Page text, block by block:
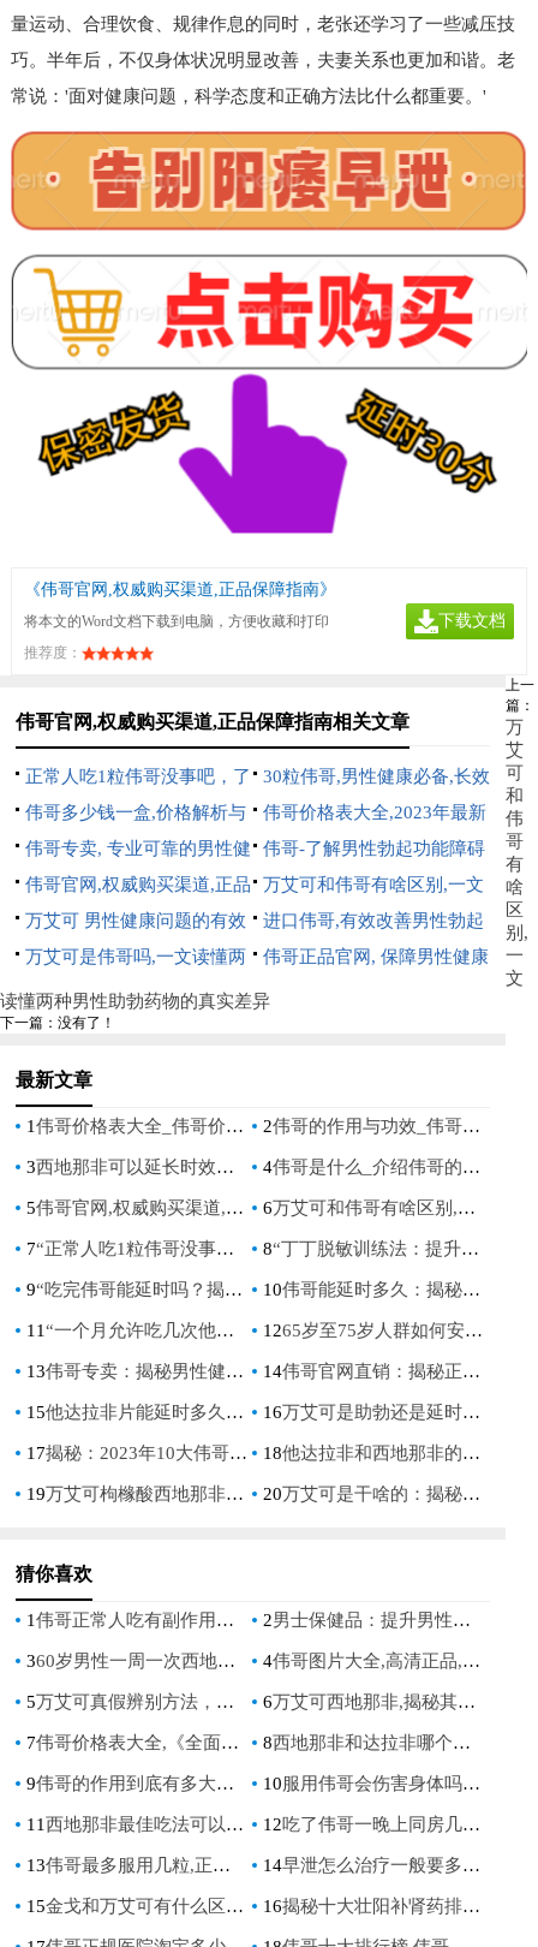
量运动、合理饮食、规律作息的同时，老张还学习了一些减压技
巧。半年后，不仅身体状况明显改善，夫妻关系也更加和谐。老
常说：'面对健康问题，科学态度和正确方法比什么都重要。'
《伟哥官网,权威购买渠道,正品保障指南》
将本文的Word文档下载到电脑，方便收藏和打印
推荐度：
下载文档
伟哥官网,权威购买渠道,正品保障指南相关文章
正常人吃1粒伟哥没事吧，了
解正确用药与潜在风险
30粒伟哥,男性健康必备,长效
持久,提升性生活质量
伟哥多少钱一盒,价格解析与
购买指南
伟哥价格表大全,2023年最新
伟哥价格对比与购买指南
伟哥专卖, 专业可靠的男性健
康解决方案, 安全有效的勃起
功能障碍治疗药物
伟哥-了解男性勃起功能障碍
的有效解决方案
伟哥官网,权威购买渠道,正品
保障指南
万艾可和伟哥有啥区别,一文
读懂两种男性助勃药物的真实
差异
万艾可 男性健康问题的有效
解决方案 重拾自信与激情
进口伟哥,有效改善男性勃起
功能障碍的选择
万艾可是伟哥吗,一文读懂两
种男性健康药物的区别与联系
伟哥正品官网, 保障男性健康
的权威选择
上一
篇：
万
艾
可
和
伟
哥
有
啥
区
别,
一
文
读懂两种男性助勃药物的真实差异
下一篇：没有了！
最新文章
1伟哥价格表大全_伟哥价格一览表，详细了解价格及产品信息 2伟哥的作用与功效_伟哥：功能、用途及其优势
3西地那非可以延长时效吗_西地那非是否具有延长药效的作用？ 4伟哥是什么_介绍伟哥的用途，剂量与注意事项
5伟哥官网,权威购买渠道,正品保障指南 6万艾可和伟哥有啥区别,一文读懂两种男性助勃药物的真实差异
7“正常人吃1粒伟哥没事吧：安全使用指南与常见疑问解答” 8“丁丁脱敏训练法：提升男性持久力的秘诀”
9“吃完伟哥能延时吗？揭秘伟哥对性能力的影响” 10伟哥能延时多久：揭秘其对男性持久力的影响
11“一个月允许吃几次他达拉非：安全指南与剂量建议” 1265岁至75岁人群如何安全使用西地那非：专家指南
13伟哥专卖：揭秘男性健康市场的热门选择 14伟哥官网直销：揭秘正品伟哥的购买指南与优势分析
15他达拉非片能延时多久：深入解析其作用时长与效果 16万艾可是助勃还是延时：揭秘男性健康领域的常见疑问
17揭秘：2023年10大伟哥排名，男性健康新选择 18他达拉非和西地那非的区别：深入了解两种勃起功能障碍治疗药物
19万艾可枸橼酸西地那非片效果：男性健康新选择，提升生活质量的关键 20万艾可是干啥的：揭秘其在男性健康中的作用
猜你喜欢
1伟哥正常人吃有副作用吗,伟哥正常人吃有副作用吗，你需要了解的健康风险 2男士保健品：提升男性健康与活力的科学选择
360岁男性一周一次西地那非安全指南 4伟哥图片大全,高清正品,使用效果,副作用对比图集
5万艾可真假辨别方法，如何确保购买到正品 6万艾可西地那非,揭秘其功效与使用注意事项
7伟哥价格表大全,《全面了解伟哥价格》 8西地那非和达拉非哪个好用，选择更适合您的治疗方案
9伟哥的作用到底有多大，副作用与效果详解，看完你就明白了 10服用伟哥会伤害身体吗,长期服用对男性健康的潜在风险与安全用药指南
11西地那非最佳吃法可以用凉水吗,服用细节与效果解析 12吃了伟哥一晚上同房几次正常,专家解析合理频率与注意事项
13伟哥最多服用几粒,正确用量与安全指南 14早泄怎么治疗一般要多少钱，探索有效治疗方法与费用
15金戈和万艾可有什么区别,全面解析两者差异 16揭秘十大壮阳补肾药排名，助你重拾男性雄风！